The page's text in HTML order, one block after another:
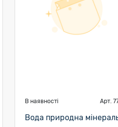
В наявності Арт.
Вода природна